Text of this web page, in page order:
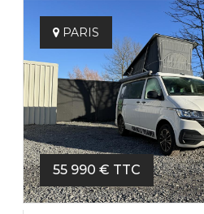
PARIS
55 990 € TTC